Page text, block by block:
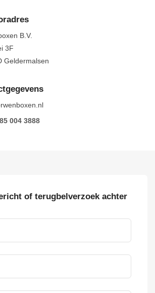
B.V.
3F
Geldermalsen
004 3888
of terugbelverzoek achter